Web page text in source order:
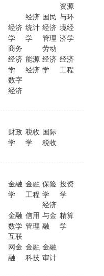
经济
学
经济
统计
学
国民
经济
管理
资源
与环
境经
济学
商务
经济
学
能源
经济
劳动
经济
学
经济
工程
数字
经济
财政
学
税收
学
国际
税收
金融
学
金融
工程
保险
学
投资
学
金融
数学
信用
管理
经济
与金
融
精算
学
互联
网金
融
金融
科技
金融
审计